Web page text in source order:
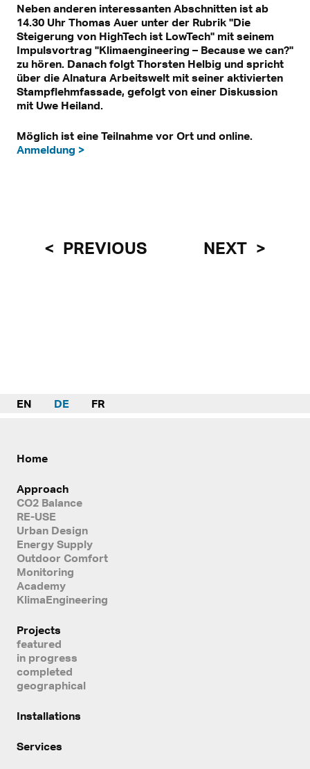
Neben anderen interessanten Abschnitten ist ab
14.30 Uhr Thomas Auer unter der Rubrik "Die
Steigerung von HighTech ist LowTech" mit seinem
Impulsvortrag "Klimaengineering – Because we can?"
zu hören. Danach folgt Thorsten Helbig und spricht
über die Alnatura Arbeitswelt mit seiner aktivierten
Stampflehmfassade, gefolgt von einer Diskussion
mit Uwe Heiland.
Möglich ist eine Teilnahme vor Ort und online.
Anmeldung >
PREVIOUS NEXT
EN DE FR
Home
Approach
CO2 Balance
RE-USE
Urban Design
Energy Supply
Outdoor Comfort
Monitoring
Academy
KlimaEngineering
Projects
featured
in progress
completed
geographical
Installations
Services